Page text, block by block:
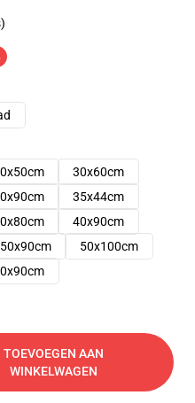
30x60cm
35x44cm
40x90cm
50x90cm
50x100cm
TOEVOEGEN AAN
WINKELWAGEN